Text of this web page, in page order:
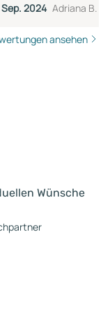
2024 Adriana B.
ansehen
Wünsche